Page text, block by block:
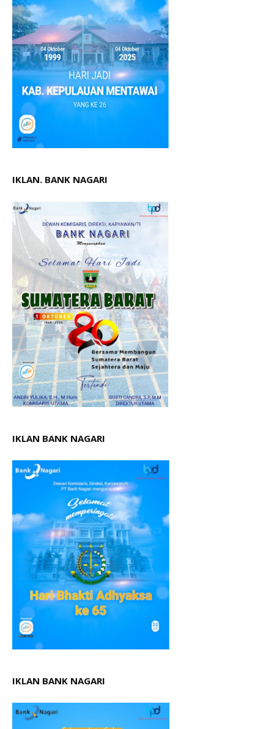
IKLAN. BANK NAGARI
IKLAN BANK NAGARI
IKLAN BANK NAGARI